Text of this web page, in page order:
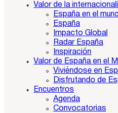
Valor de la
España en el
España
Impacto Global
Radar España
Inspiración
Valor de España en el
Viviéndose en
Disfrutando de
Encuentros
Agenda
Convocatorias